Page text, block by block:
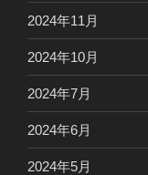
2024年11月
2024年10月
2024年7月
2024年6月
2024年5月